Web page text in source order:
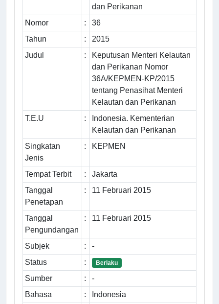
dan Perikanan
Nomor
:
36
Tahun
:
2015
Judul
:
Keputusan Menteri Kelautan
dan Perikanan Nomor
36A/KEPMEN-KP/2015
tentang Penasihat Menteri
Kelautan dan Perikanan
T.E.U
:
Indonesia. Kementerian
Kelautan dan Perikanan
Singkatan
Jenis
: KEPMEN
Tempat Terbit :
Jakarta
Tanggal
Penetapan
: 11 Februari 2015
Tanggal
Pengundangan
: 11 Februari 2015
Subjek :
-
Status
: Berlaku
Sumber :
-
Bahasa
: Indonesia